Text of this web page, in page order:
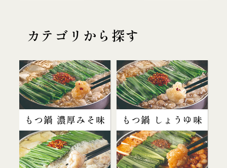
カテゴリから探す
もつ鍋 濃厚みそ味 もつ鍋 しょうゆ味